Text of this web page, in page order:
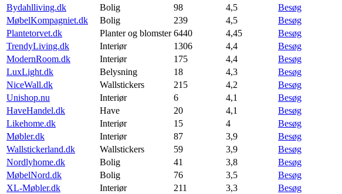
Bydahlliving.dk
Bolig 98 4,5
Besøg
MøbelKompagniet.dk
Bolig 239 4,5
Besøg
Plantetorvet.dk
Planter og blomster 6440 4,45
Besøg
TrendyLiving.dk
Interiør 1306 4,4
Besøg
ModernRoom.dk
Interiør 175 4,4
Besøg
LuxLight.dk
Belysning 18 4,3
Besøg
NiceWall.dk
Wallstickers 215 4,2
Besøg
Unishop.nu
Interiør 6 4,1
Besøg
HaveHandel.dk
Have 20 4,1
Besøg
Likehome.dk
Interiør 15 4
Besøg
Møbler.dk
Interiør 87 3,9
Besøg
Wallstickerland.dk
Wallstickers 59 3,9
Besøg
Nordlyhome.dk
Bolig 41 3,8
Besøg
MøbelNord.dk
Bolig 76 3,5
Besøg
XL-Møbler.dk
Interiør 211 3,3
Besøg